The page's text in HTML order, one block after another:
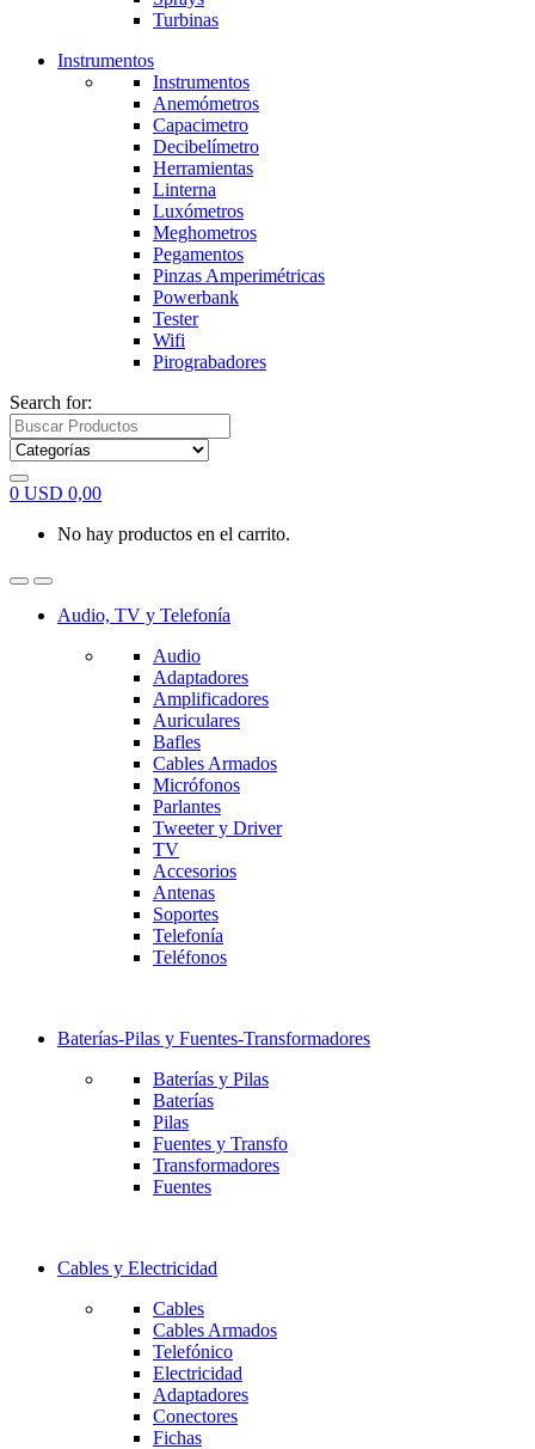
Turbinas
Instrumentos
Instrumentos
Anemómetros
Capacimetro
Decibelímetro
Herramientas
Linterna
Luxómetros
Meghometros
Pegamentos
Pinzas Amperimétricas
Powerbank
Tester
Wifi
Pirograbadores
Search for:
0 USD 0,00
No hay productos en el carrito.
Audio, TV y Telefonía
Audio
Adaptadores
Amplificadores
Auriculares
Bafles
Cables Armados
Micrófonos
Parlantes
Tweeter y Driver
TV
Accesorios
Antenas
Soportes
Telefonía
Teléfonos
Baterías-Pilas y Fuentes-Transformadores
Baterías y Pilas
Baterías
Pilas
Fuentes y Transfo
Transformadores
Fuentes
Cables y Electricidad
Cables
Cables Armados
Telefónico
Electricidad
Adaptadores
Conectores
Fichas